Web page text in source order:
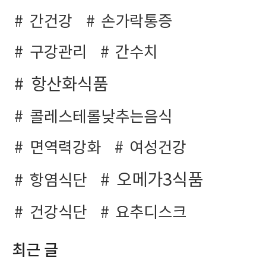
간건강
손가락통증
구강관리
간수치
항산화식품
콜레스테롤낮추는음식
면역력강화
여성건강
항염식단
오메가3식품
건강식단 요추디스크
최근 글